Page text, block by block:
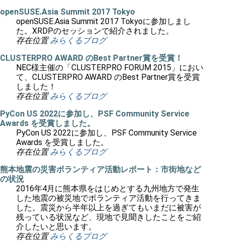
openSUSE.Asia Summit 2017 Tokyo
openSUSE.Asia Summit 2017 Tokyoに参加しまし
た。XRDPのセッションで紹介されました。
存在位置 みらくるブログ
CLUSTERPRO AWARD のBest Partner賞を受賞！
NEC様主催の「CLUSTERPRO FORUM 2015」におい
て、CLUSTERPRO AWARD のBest Partner賞を受賞
しました！
存在位置 みらくるブログ
PyCon US 2022に参加し、PSF Community Service
Awards を受賞しました。
PyCon US 2022に参加し、PSF Community Service
Awards を受賞しました。
存在位置 みらくるブログ
熊本地震の災害ボランティア活動レポート：市街地など
の状況
2016年4月に熊本県をはじめとする九州地方で発生
した地震の被災地でボランティア活動を行ってきま
した。震災から半年以上を過ぎてもいまだに被害が
残っている状況など、現地で見聞きしたことをご紹
介したいと思います。
存在位置 みらくるブログ